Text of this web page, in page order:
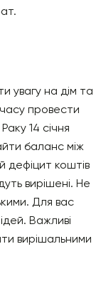
увагу на дім та
провести
14 січня
баланс між
дефіцит коштів
вирішені. Не
Для вас
Важливі
вирішальними